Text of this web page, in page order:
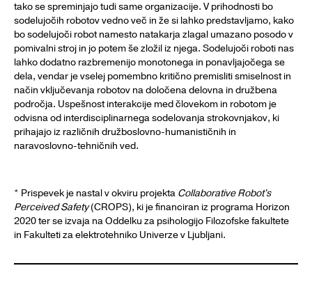
tako se spreminjajo tudi same organizacije. V prihodnosti bo
sodelujočih robotov vedno več in že si lahko predstavljamo, kako
bo sodelujoči robot namesto natakarja zlagal umazano posodo v
pomivalni stroj in jo potem še zložil iz njega. Sodelujoči roboti nas
lahko dodatno razbremenijo monotonega in ponavljajočega se
dela, vendar je vselej pomembno kritično premisliti smiselnost in
način vključevanja robotov na določena delovna in družbena
področja. Uspešnost interakcije med človekom in robotom je
odvisna od interdisciplinarnega sodelovanja strokovnjakov, ki
prihajajo iz različnih družboslovno-humanističnih in
naravoslovno-tehničnih ved.
* Prispevek je nastal v okviru projekta Collaborative Robot's
Perceived Safety(CROPS), ki je financiran iz programa Horizon
2020 ter se izvaja na Oddelku za psihologijo Filozofske fakultete
in Fakulteti za elektrotehniko Univerze v Ljubljani.